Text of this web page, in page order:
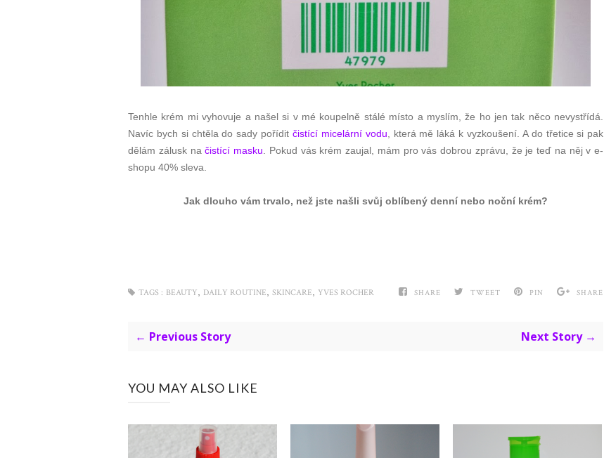
Tenhle krém mi vyhovuje a našel si v mé koupelně stálé místo a myslím, že ho jen tak něco nevystřídá.
Navíc bych si chtěla do sady pořídit čistící micelární vodu , která mě láká k vyzkoušení. A do třetice si pak
dělám zálusk načistící masku . Pokud vás krém zaujal, mám pro vás dobrou zprávu, že je teď na něj v e-
shopu 40% sleva.
Jak dlouho vám trvalo, než jste našli svůj oblíbený denní nebo noční krém?
SHARE TWEET PIN SHARE
TAGS : BEAUTY DAILY ROUTINE SKINCARE YVES ROCHER
← Previous Story Next Story →
YOU MAY ALSO LIKE